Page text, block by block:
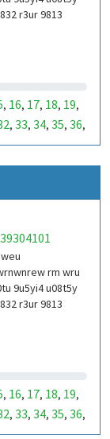
r3ur 9813
, 16, 17, 18, 19,
, 33, 34, 35, 36,
,50,51,52,53,
,109,110,
132,133,134,
156,157,158
168,
180,181 ,182,
192,193,194
252, 253 ,254,
264,265 , 266
rm wru
9u5yi4 u08t5y
r3ur 9813
, 16, 17, 18, 19,
, 33, 34, 35, 36,
,50,51,52,53,